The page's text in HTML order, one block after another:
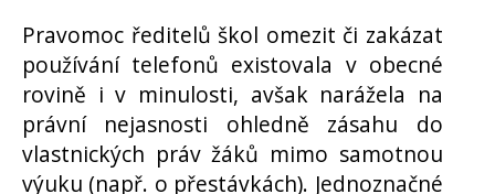
Pravomoc ředitelů škol omezit či zakázat
používání telefonů existovala v obecné
rovině i v minulosti, avšak narážela na
právní nejasnosti ohledně zásahu do
vlastnických práv žáků mimo samotnou
výuku (např. o přestávkách). Jednoznačné